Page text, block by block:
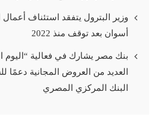
وزير البترول يتفقد استئناف
أسوان بعد توقف منذ 2022
بنك مصر يشارك في فعالية “اليوم
العديد من العروض المجانية دعمًا
البنك المركزي المصري